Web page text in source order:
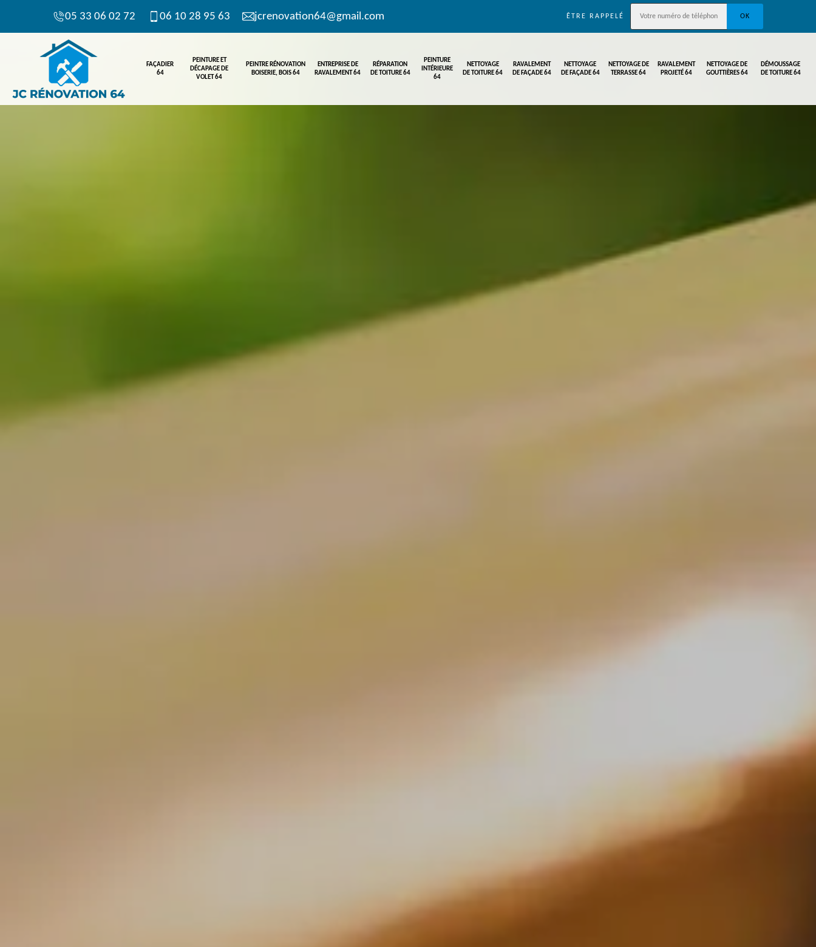
05 33 06 02 72 06 10 28 95 63 jcrenovation64@gmail.com ÊTRE RAPPELÉ
FAÇADIER
64
PEINTURE ET
DÉCAPAGE DE
VOLET 64
PEINTRE RÉNOVATION
BOISERIE, BOIS 64
ENTREPRISE DE
RAVALEMENT 64
RÉPARATION
DE TOITURE 64
PEINTURE
INTÉRIEURE
64
NETTOYAGE
DE TOITURE 64
RAVALEMENT
DE FAÇADE 64
NETTOYAGE
DE FAÇADE 64
NETTOYAGE DE
TERRASSE 64
RAVALEMENT
PROJETÉ 64
NETTOYAGE DE
GOUTTIÈRES 64
DÉMOUSSAGE
DE TOITURE 64